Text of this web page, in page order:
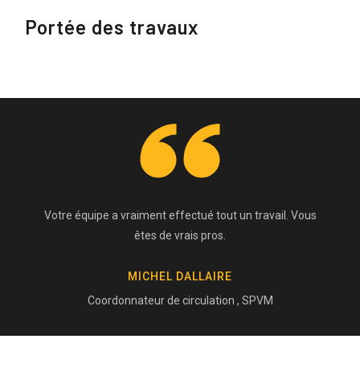
Portée des travaux
Votre équipe a vraiment effectué tout un travail. Vous
êtes de vrais pros.
MICHEL DALLAIRE
Coordonnateur de circulation , SPVM